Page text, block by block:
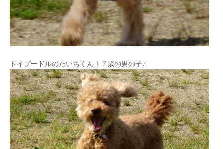
トイプードルのたいちくん！７歳の男の子♪